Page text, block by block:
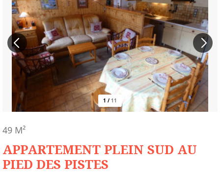
1 / 11
APPARTEMENT PLEIN SUD AU
PIED DES PISTES
49 M²